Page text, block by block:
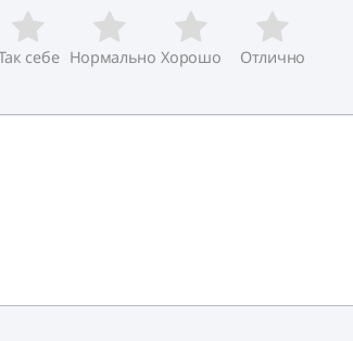
себе Нормально Хорошо Отлично